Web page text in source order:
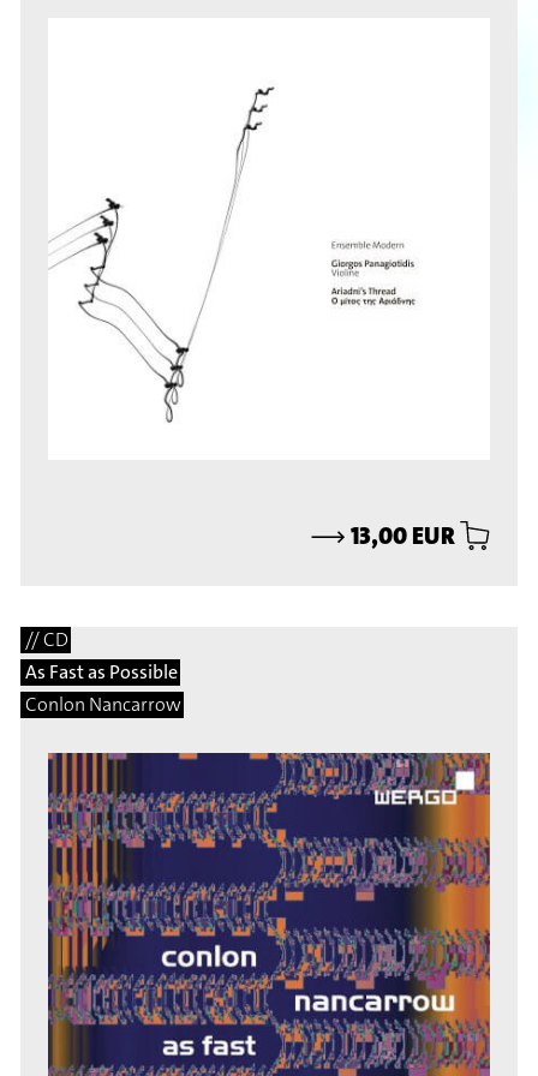
⟶13,00 EUR
// CD
As Fast as Possible
Conlon Nancarrow